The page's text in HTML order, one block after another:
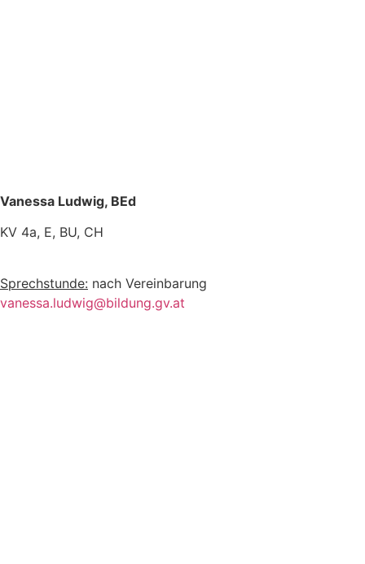
Vanessa Ludwig, BEd
KV 4a, E, BU, CH
Sprechstunde: nach Vereinbarung
vanessa.ludwig@bildung.gv.at